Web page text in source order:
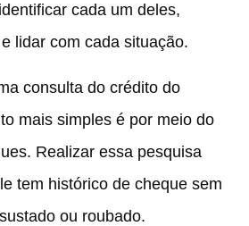
cada um deles,
lidar com cada situação.
consulta do crédito do
mais simples é por meio do
Realizar essa pesquisa
tem histórico de cheque sem
ou roubado.